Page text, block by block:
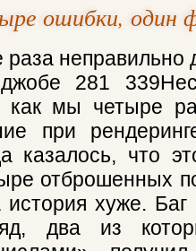
ошибки, один
неправильно
281
как мы четыре
при
казалось, что
отброшенных
хуже.
два из